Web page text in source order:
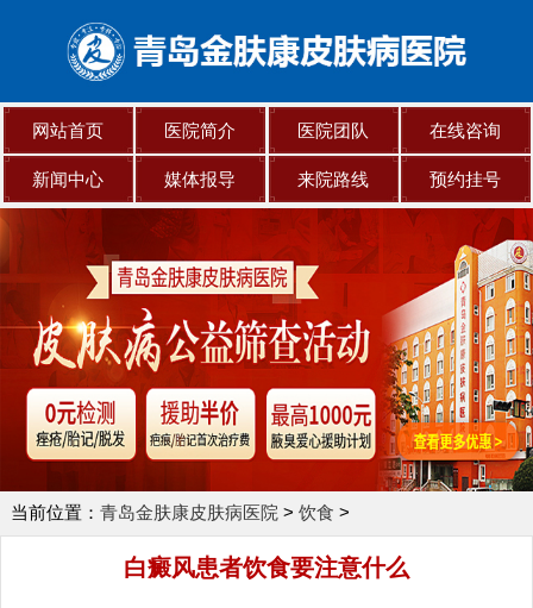
网站首页 医院简介 医院团队 在线咨询
新闻中心 媒体报导 来院路线 预约挂号
当前位置： 青岛金肤康皮肤病医院 > 饮食 >
白癜风患者饮食要注意什么